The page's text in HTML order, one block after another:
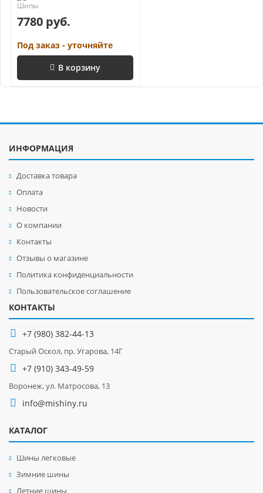
7780 руб.
Под заказ - уточняйте
В корзину
ИНФОРМАЦИЯ
Доставка товара
Оплата
Новости
О компании
Контакты
Отзывы о магазине
Политика конфиденциальности
Пользовательское соглашение
КОНТАКТЫ
+7 (980) 382-44-13
Старый Оскол, пр. Угарова, 14Г
+7 (910) 343-49-59
Воронеж, ул. Матросова, 13
info@mishiny.ru
КАТАЛОГ
Шины легковые
Зимние шины